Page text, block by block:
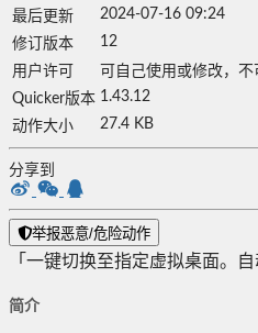
最后更新
2024-07-16 09:24
修订版本
12
用户许可
可自己使用或修改，不
Quicker版本 1.43.12
动作大小
27.4 KB
分享到
举报恶意/危险动作
「一键切换至指定虚拟桌面。
简介